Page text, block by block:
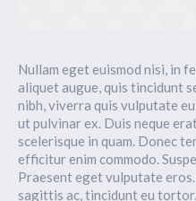
Nullam eget euismod nisi, in
aliquet augue, quis tincidunt
nibh, viverra quis vulputate
ut pulvinar ex. Duis neque
scelerisque in quam. Donec
efficitur enim commodo.
Praesent eget vulputate
sagittis ac, tincidunt eu